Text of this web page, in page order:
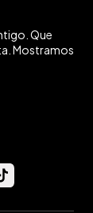
Que
Mostramos